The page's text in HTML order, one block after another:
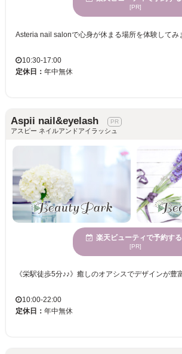
[PR]
10:30-17:00
定休日： 年中無休
Aspii nail&eyelash
アスピー ネイルアンドアイラッシュ
楽天ビューティで予約する
[PR]
10:00-22:00
定休日： 年中無休